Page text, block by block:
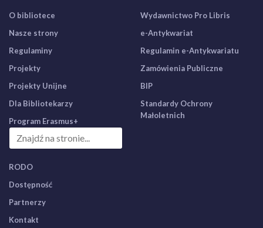
O bibliotece
Nasze strony
Regulaminy
Projekty
Projekty Unijne
Dla Bibliotekarzy
Program Erasmus+
Wydawnictwo Pro Libris
e-Antykwariat
Regulamin e-Antykwariatu
Zamówienia Publiczne
BIP
Standardy Ochrony
Małoletnich
RODO
Dostępność
Partnerzy
Kontakt